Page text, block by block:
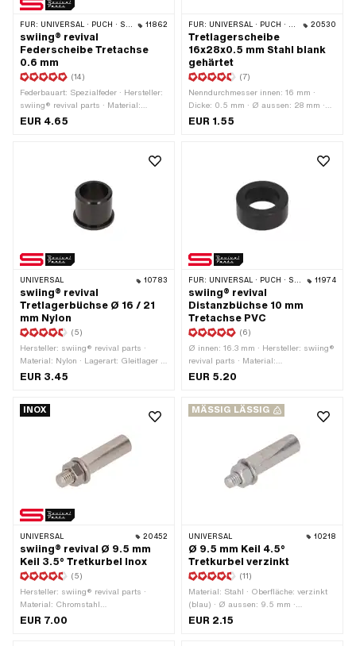
FÜR: UNIVERSAL · PUCH · SACHS · PONY / CILO (BETA 521 & 512) · PIAGGIO · ZÜNDAPP BELMONDO · ALPA CHOPPER / TURBO · CILO 11862
swiing® revival
Federscheibe Tretachse
0.6 mm
(14)
Federbauart: Spezialfeder · Hersteller:
swiing® revival parts · Material:
Federstahl · Ø aussen: 29 mm · Ø
EUR 4.65
FÜR: UNIVERSAL · PUCH · SACHS 20530
Tretlagerscheibe
16x28x0.5 mm Stahl blank
gehärtet
(7)
Nenndurchmesser innen: 16 mm ·
Dicke: 0.5 mm · Ø aussen: 28 mm ·
Nenndurchmesser (Gewinde): 16 mm ·
EUR 1.55
UNIVERSAL 10783
swiing® revival
Tretlagerbüchse Ø 16 / 21
mm Nylon
(5)
Hersteller: swiing® revival parts ·
Material: Nylon · Lagerart: Gleitlager ·
Ø innen: 16 mm · Ø aussen: 21 mm ·
EUR 3.45
FÜR: UNIVERSAL · PUCH · SACHS · ZÜNDAPP BELMONDO 11974
swiing® revival
Distanzbüchse 10 mm
Tretachse PVC
(6)
Ø innen: 16.3 mm · Hersteller: swiing®
revival parts · Material:
Polyvinylchlorid (PVC-U_hart) · Ø
EUR 5.20
INOX
UNIVERSAL 20452
swiing® revival Ø 9.5 mm
Keil 3.5° Tretkurbel Inox
(5)
Hersteller: swiing® revival parts ·
Material: Chromstahl
(umgangssprachlich bekannt als
EUR 7.00
MÄSSIG LÄSSIG
UNIVERSAL 10218
Ø 9.5 mm Keil 4.5°
Tretkurbel verzinkt
(11)
Material: Stahl · Oberfläche: verzinkt
(blau) · Ø aussen: 9.5 mm ·
Gesamtlänge: 43 mm · Farbe: silber ·
EUR 2.15